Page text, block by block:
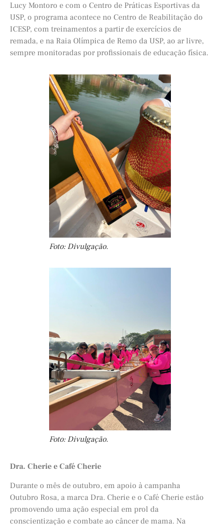
Lucy Montoro e com o Centro de Práticas Esportivas da
USP, o programa acontece no Centro de Reabilitação do
ICESP, com treinamentos a partir de exercícios de
remada, e na Raia Olímpica de Remo da USP, ao ar livre,
sempre monitoradas por profissionais de educação física.
Foto: Divulgação.
Foto: Divulgação.
Dra. Cherie e Café Cherie
Durante o mês de outubro, em apoio à campanha
Outubro Rosa, a marca Dra. Cherie e o Café Cherie estão
promovendo uma ação especial em prol da
conscientização e combate ao câncer de mama. Na